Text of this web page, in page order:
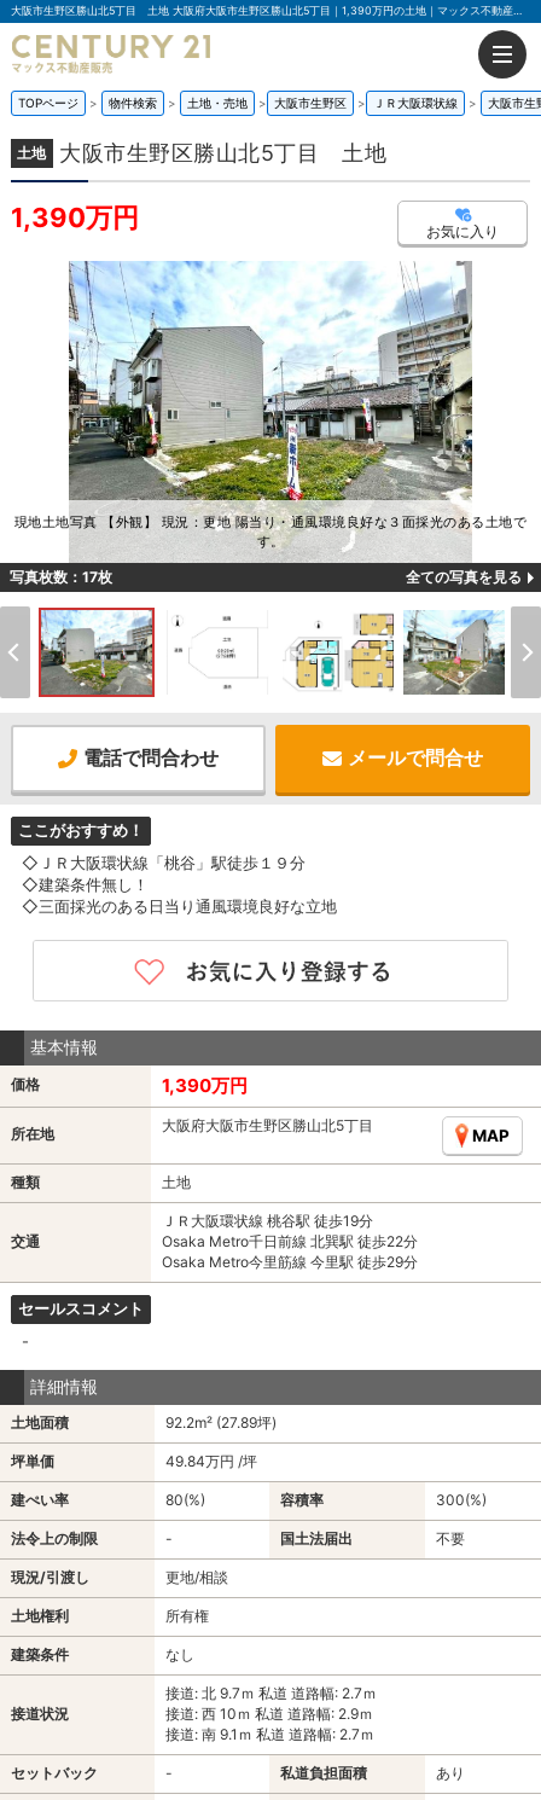
大阪市生野区勝山北5丁目 土地 大阪府大阪市生野区勝山北5丁目｜1,390万円の土地｜マックス不動産販売 南巽店
TOPページ 物件検索 土地・売地 大阪市生野区 ＪＲ大阪環状線 大阪市
土地 大阪市生野区勝山北5丁目 土地
1,390万円 お気に入り
現地土地写真 【外観】 現況：更地 陽当り・通風環境良好な３面採光のある土地で
す。
写真枚数：17枚 全ての写真を見る
電話で問合わせ メールで問合せ
ここがおすすめ！
◇ＪＲ大阪環状線「桃谷」駅徒歩１９分
◇建築条件無し！
◇三面採光のある日当り通風環境良好な立地
基本情報
価格 1,390万円
所在地 大阪府大阪市生野区勝山北5丁目
MAP
種類 土地
交通
ＪＲ大阪環状線 桃谷駅 徒歩19分
Osaka Metro千日前線 北巽駅 徒歩22分
Osaka Metro今里筋線 今里駅 徒歩29分
セールスコメント
-
詳細情報
土地面積 92.2m² (27.89坪)
坪単価 49.84万円 /坪
建ぺい率 80(%) 容積率 300(%)
法令上の制限 - 国土法届出 不要
現況/引渡し 更地/相談
土地権利 所有権
建築条件 なし
接道状況
接道: 北 9.7ｍ 私道 道路幅: 2.7ｍ
接道: 西 10ｍ 私道 道路幅: 2.9ｍ
接道: 南 9.1ｍ 私道 道路幅: 2.7ｍ
セットバック - 私道負担面積 あり